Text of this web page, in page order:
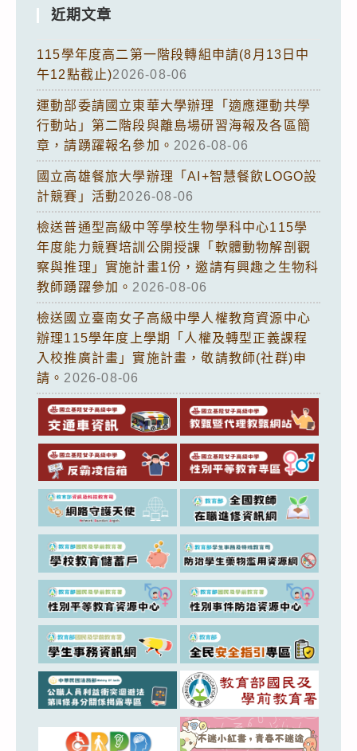
近期文章
115學年度高二第一階段轉組申請(8月13日中
午12點截止)2026-08-06
運動部委請國立東華大學辦理「適應運動共學
行動站」第二階段與離島場研習海報及各區簡
章，請踴躍報名參加。 2026-08-06
國立高雄餐旅大學辦理「AI+智慧餐飲LOGO設
計競賽」活動2026-08-06
檢送普通型高級中等學校生物學科中心115學
年度能力競賽培訓公開授課「軟體動物解剖觀
察與推理」實施計畫1份，邀請有興趣之生物科
教師踴躍參加。 2026-08-06
檢送國立臺南女子高級中學人權教育資源中心
辦理115學年度上學期「人權及轉型正義課程
入校推廣計畫」實施計畫，敬請教師(社群)申
請。 2026-08-06